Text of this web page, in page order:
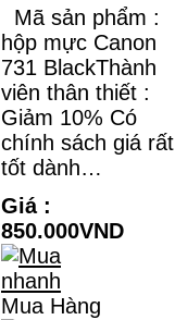
Mã sản phẩm :
hộp mực Canon
731 BlackThành
viên thân thiết :
Giảm 10% Có
chính sách giá rất
tốt dành…
Giá :
850.000VND
Mua Hàng